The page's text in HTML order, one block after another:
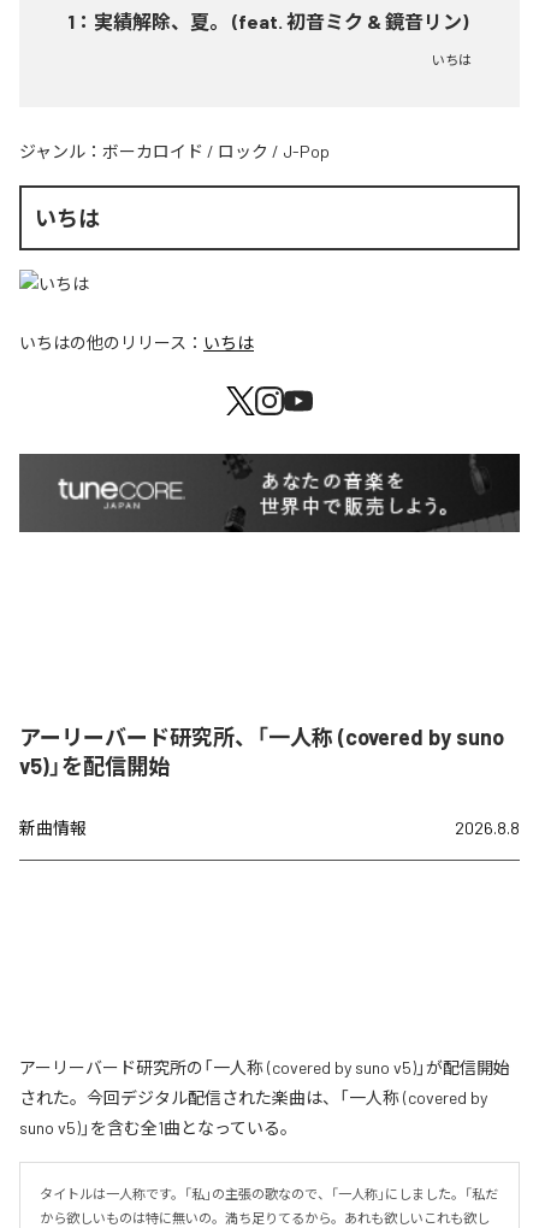
1 ： 実績解除、夏。 (feat. 初音ミク & 鏡音リン)
いちは
ジャンル： ボーカロイド / ロック / J-Pop
いちは
いちはの他のリリース： いちは
アーリーバード研究所、「一人称 (covered by suno
v5)」を配信開始
新曲情報 2026.8.8
アーリーバード研究所の「一人称 (covered by suno v5)」が配信開始
された。今回デジタル配信された楽曲は、「一人称 (covered by
suno v5)」を含む全1曲となっている。
タイトルは一人称です。「私」の主張の歌なので、「一人称」にしました。「私だ
から欲しいものは特に無いの。満ち足りてるから。あれも欲しいこれも欲し